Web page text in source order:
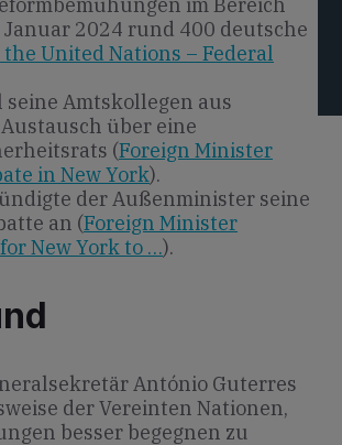
im Bereich
2024 rund 400 deutsche
United Nations – Federal
Amtskollegen aus
über eine
(Foreign Minister
in New York).
der Außenminister seine
an (Foreign Minister
New York to …).
António Guterres
der Vereinten Nationen,
besser begegnen zu